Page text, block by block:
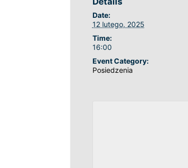
Date:
12 lutego, 2025
Time:
16:00
Event Category:
Posiedzenia